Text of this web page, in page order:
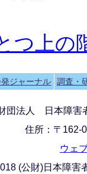
つ上の
ジャーナル 調査・
団法人 日本障害
住所：〒162-
ウェ
(公財)日本障